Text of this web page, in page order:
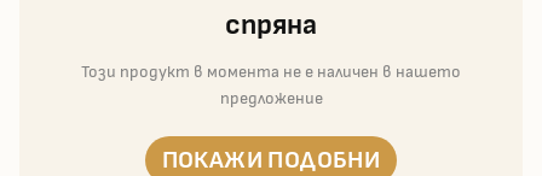
спряна
Този продукт в момента не е наличен в нашето
предложение
ПОКАЖИ ПОДОБНИ